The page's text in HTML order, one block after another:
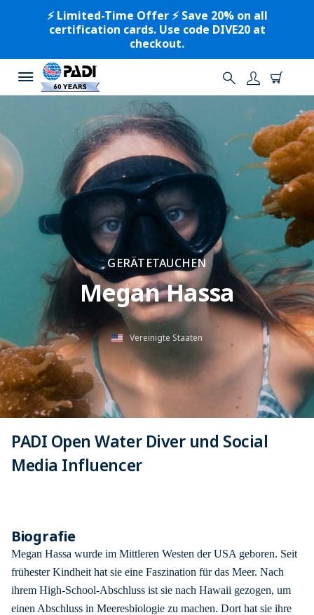
⚡️ Limited-Time Offer ⚡️ Save 20% on all
certification cards. Use code DIVE20 at
checkout.
GERÄTETAUCHEN
Megan Hassa
Vereinigte Staaten
PADI Open Water Diver und Social
Media Influencer
Biografie
Megan Hassa wurde im Mittleren Westen der USA geboren. Seit
frühester Kindheit hat sie eine Faszination für das Meer. Nach
ihrem High-School-Abschluss ist sie nach Hawaii gezogen, um
einen Abschluss in Meeresbiologie zu machen. Dort hat sie ihre